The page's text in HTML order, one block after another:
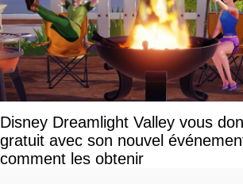
Disney Dreamlight Valley vous
gratuit avec son nouvel
comment les obtenir